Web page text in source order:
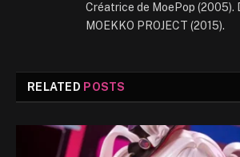
Créatrice de MoePop (2005).
MOEKKO PROJECT (2015).
RELATED POSTS